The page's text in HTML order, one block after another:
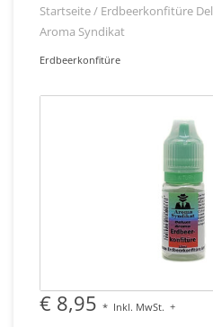
Startseite/ Erdbeerkonfitüre
Aroma Syndikat
Erdbeerkonfitüre
€ 8,95 * Inkl. MwSt. +